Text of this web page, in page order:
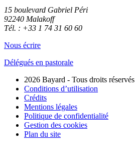
15 boulevard Gabriel Péri
92240 Malakoff
Tél. : +33 1 74 31 60 60
Nous écrire
Délégués en pastorale
2026 Bayard - Tous droits réservés
Conditions d’utilisation
Crédits
Mentions légales
Politique de confidentialité
Gestion des cookies
Plan du site